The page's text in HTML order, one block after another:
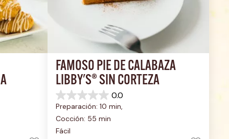
FAMOSO PIE DE CALABAZA
LIBBY'S® SIN CORTEZA
0.0
0.0
de
5
estrellas.
Preparación: 10 min,
Cocción: 55 min
Fácil